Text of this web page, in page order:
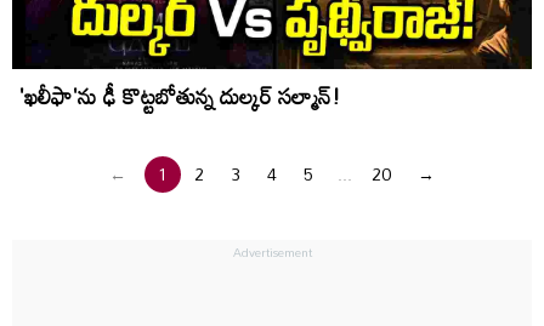
'ఖలీఫా'ను ఢీ కొట్టబోతున్న దుల్కర్ సల్మాన్!
← 1 2 3 4 5 ... 20 →